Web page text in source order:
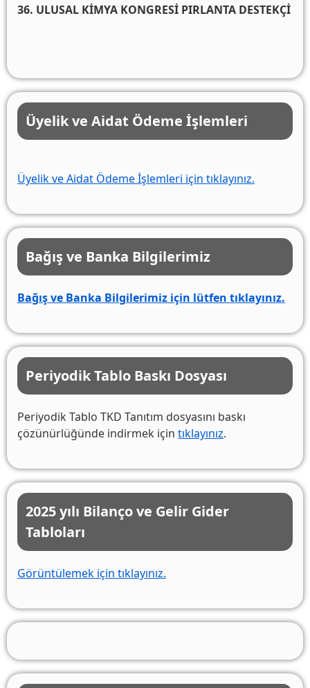
36. ULUSAL KİMYA KONGRESİ PIRLANTA DESTEKÇİ
Üyelik ve Aidat Ödeme İşlemleri
Üyelik ve Aidat Ödeme İşlemleri için tıklayınız.
Bağış ve Banka Bilgilerimiz
Bağış ve Banka Bilgilerimiz için lütfen tıklayınız.
Periyodik Tablo Baskı Dosyası
Periyodik Tablo TKD Tanıtım dosyasını baskı
çözünürlüğünde indirmek için tıklayınız.
2025 yılı Bilanço ve Gelir Gider
Tabloları
Görüntülemek için tıklayınız.